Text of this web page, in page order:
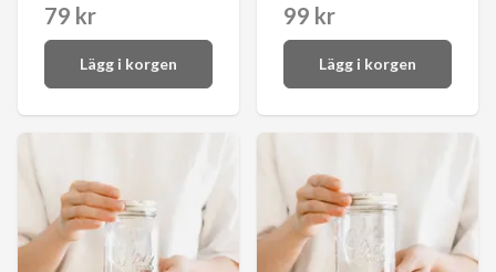
79 kr
Lägg i korgen
99 kr
Lägg i korgen